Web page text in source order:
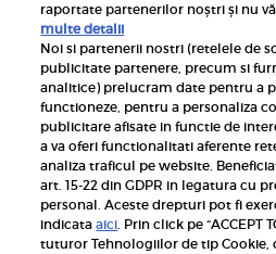
Inscrie-te la newsletterul UNICA
Pariază responsabil! Decizia
Jocurile de noroc sunt interzise
raportate partenerilor noștri și nu
multe detalii
Noi si partenerii nostri (retelele de
publicitate partenere, precum si
analitice) prelucram date pentru a
functioneze, pentru a personaliza
publicitare afisate in functie de
a va oferi functionalitati aferente
analiza traficul pe website.
art. 15-22 din GDPR in legatura cu
personal. Aceste drepturi pot fi
indicataaici. Prin click pe “ACCEPT
tuturor Tehnologiilor de tip Cookie,